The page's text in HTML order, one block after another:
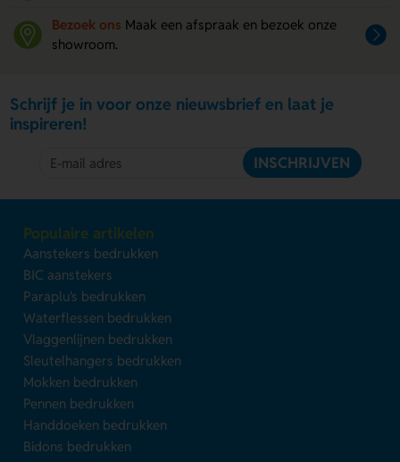
Bezoek ons Maak een afspraak en bezoek onze
showroom.
Schrijf je in voor onze nieuwsbrief en laat je
inspireren!
INSCHRIJVEN
Populaire artikelen
Aanstekers bedrukken
BIC aanstekers
Paraplu's bedrukken
Waterflessen bedrukken
Vlaggenlijnen bedrukken
Sleutelhangers bedrukken
Mokken bedrukken
Pennen bedrukken
Handdoeken bedrukken
Bidons bedrukken